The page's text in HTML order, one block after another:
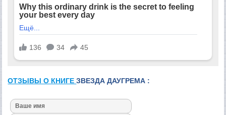
ОТЗЫВЫ О КНИГЕЗВЕЗДА ДАУГРЕМА :